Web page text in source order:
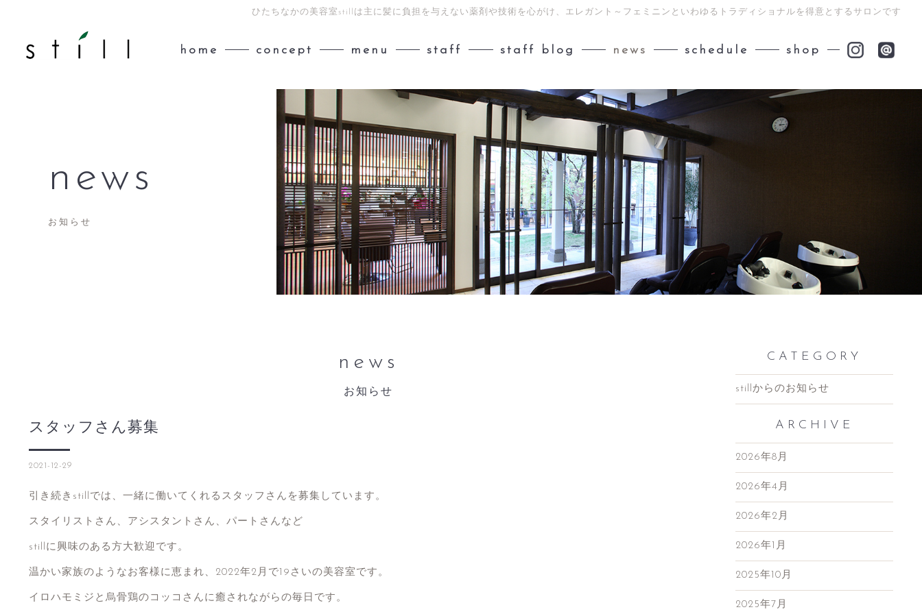
ひたちなかの美容室stillは主に髪に負担を与えない薬剤や技術を心がけ、エレガント～フェミニンといわゆるトラディショナルを得意とするサロンです
home concept menu staff staff blog news schedule shop
news
お知らせ
news
お知らせ
スタッフさん募集
2021-12-29
引き続きstillでは、一緒に働いてくれるスタッフさんを募集しています。
スタイリストさん、アシスタントさん、パートさんなど
stillに興味のある方大歓迎です。
温かい家族のようなお客様に恵まれ、2022年2月で19さいの美容室です。
イロハモミジと烏骨鶏のコッコさんに癒されながらの毎日です。
CATEGORY
stillからのお知らせ
ARCHIVE
2026年8月
2026年4月
2026年2月
2026年1月
2025年10月
2025年7月